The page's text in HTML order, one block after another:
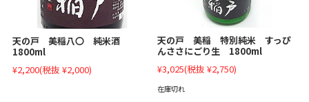
天の戸 美稲八〇 純米酒
1800ml
¥2,200(税抜 ¥2,000)
天の戸 美稲 特別純米 すっぴ
んささにごり生 1800ml
¥3,025(税抜 ¥2,750)
在庫切れ